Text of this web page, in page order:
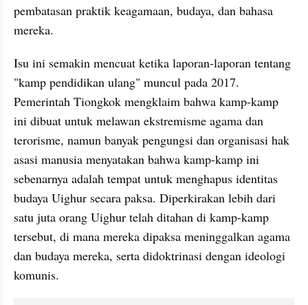
pembatasan praktik keagamaan, budaya, dan bahasa
mereka.
Isu ini semakin mencuat ketika laporan-laporan tentang
"kamp pendidikan ulang" muncul pada 2017.
Pemerintah Tiongkok mengklaim bahwa kamp-kamp
ini dibuat untuk melawan ekstremisme agama dan
terorisme, namun banyak pengungsi dan organisasi hak
asasi manusia menyatakan bahwa kamp-kamp ini
sebenarnya adalah tempat untuk menghapus identitas
budaya Uighur secara paksa. Diperkirakan lebih dari
satu juta orang Uighur telah ditahan di kamp-kamp
tersebut, di mana mereka dipaksa meninggalkan agama
dan budaya mereka, serta didoktrinasi dengan ideologi
komunis.